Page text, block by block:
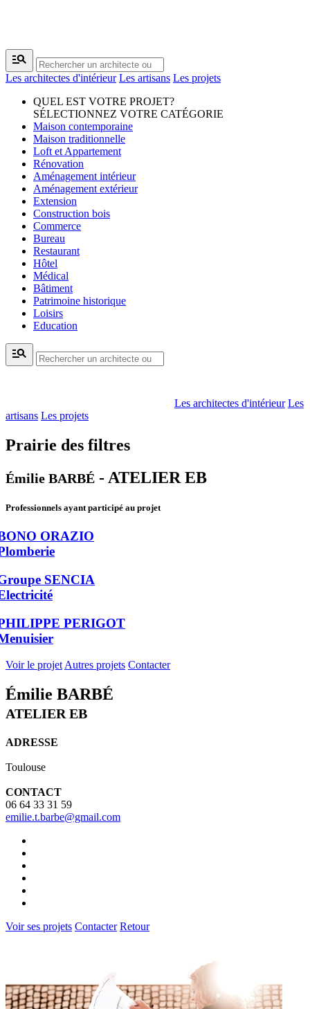
manage_search
Les architectes d'intérieur Les artisans Les projets
QUEL EST VOTRE PROJET?
SÉLECTIONNEZ VOTRE CATÉGORIE
Maison contemporaine
Maison traditionnelle
Loft et Appartement
Rénovation
Aménagement intérieur
Aménagement extérieur
Extension
Construction bois
Commerce
Bureau
Restaurant
Hôtel
Médical
Bâtiment
Patrimoine historique
Loisirs
Education
manage_search
Les architectes d'intérieur Les
artisans Les projets
Prairie des filtres
Émilie BARBÉ - ATELIER EB
Professionnels ayant participé au projet
ORAZIO
SENCIA
PERIGOT
Voir le projet Autres projets Contacter
Émilie BARBÉ
ATELIER EB
ADRESSE
Toulouse
CONTACT
06 64 33 31 59
emilie.t.barbe@gmail.com
Voir ses projets Contacter Retour